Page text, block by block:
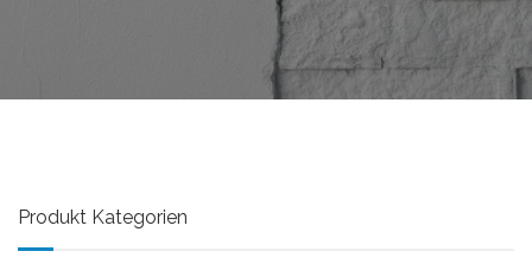
Produkt Kategorien